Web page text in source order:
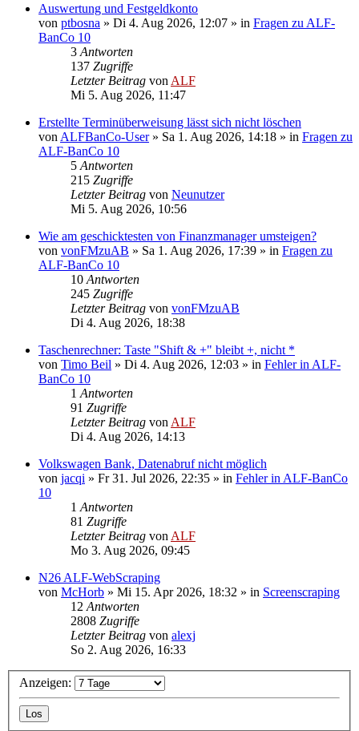
Auswertung und Festgeldkonto
von ptbosna » Di 4. Aug 2026, 12:07 » in Fragen zu ALF-
BanCo 10
3 Antworten
137 Zugriffe
Letzter Beitrag von ALF
Mi 5. Aug 2026, 11:47
Erstellte Terminüberweisung lässt sich nicht löschen
von ALFBanCo-User» Sa 1. Aug 2026, 14:18 » in Fragen zu
ALF-BanCo 10
5 Antworten
215 Zugriffe
Letzter Beitrag von Neunutzer
Mi 5. Aug 2026, 10:56
Wie am geschicktesten von Finanzmanager umsteigen?
von vonFMzuAB » Sa 1. Aug 2026, 17:39 » in Fragen zu
ALF-BanCo 10
10 Antworten
245 Zugriffe
Letzter Beitrag von vonFMzuAB
Di 4. Aug 2026, 18:38
Taschenrechner: Taste "Shift & +" bleibt +, nicht *
von Timo Beil » Di 4. Aug 2026, 12:03 » in Fehler in ALF-
BanCo 10
1 Antworten
91 Zugriffe
Letzter Beitrag von ALF
Di 4. Aug 2026, 14:13
Volkswagen Bank, Datenabruf nicht möglich
von jacqi » Fr 31. Jul 2026, 22:35 » in Fehler in ALF-BanCo
10
1 Antworten
81 Zugriffe
Letzter Beitrag von ALF
Mo 3. Aug 2026, 09:45
N26 ALF-WebScraping
von McHorb » Mi 15. Apr 2026, 18:32 » in Screenscraping
12 Antworten
2808 Zugriffe
Letzter Beitrag von alexj
So 2. Aug 2026, 16:33
Anzeigen: